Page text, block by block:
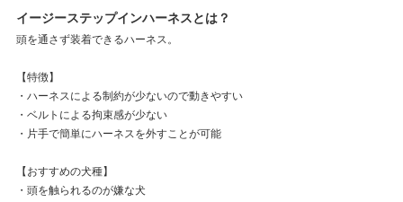
イージーステップインハーネスとは？
頭を通さず装着できるハーネス。
【特徴】
・ハーネスによる制約が少ないので動きやすい
・ベルトによる拘束感が少ない
・片手で簡単にハーネスを外すことが可能
【おすすめの犬種】
・頭を触られるのが嫌な犬